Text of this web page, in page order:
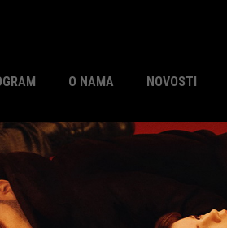
O NAMA NOVOSTI